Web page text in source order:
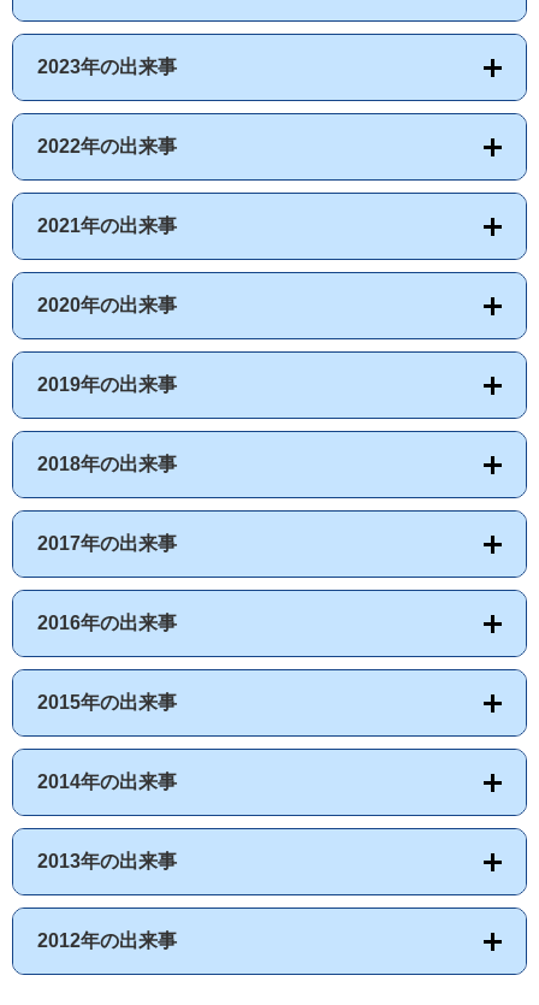
2023年の出来事
2022年の出来事
2021年の出来事
2020年の出来事
2019年の出来事
2018年の出来事
2017年の出来事
2016年の出来事
2015年の出来事
2014年の出来事
2013年の出来事
2012年の出来事